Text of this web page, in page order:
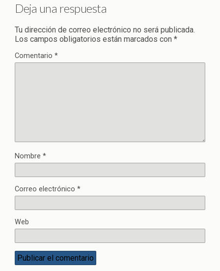
Deja una respuesta
Tu dirección de correo electrónico no será publicada.
Los campos obligatorios están marcados con *
Comentario *
Nombre *
Correo electrónico *
Web